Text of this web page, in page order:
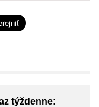
týždenne: